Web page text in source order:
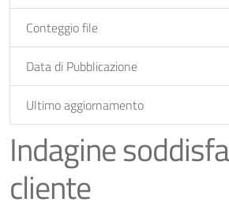
Conteggio file
Data di Pubblicazione
Ultimo aggiornamento
Indagine
cliente